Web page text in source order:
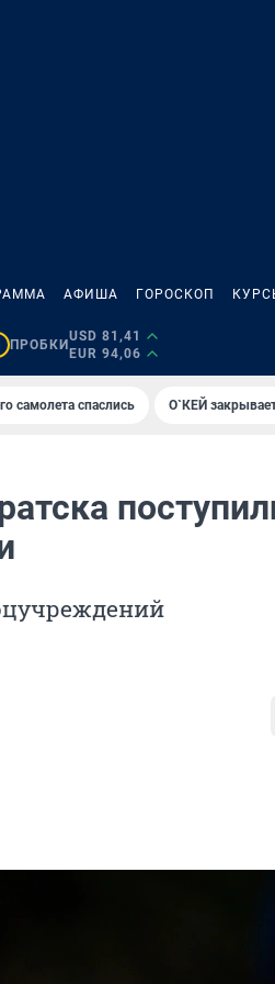
АФИША ГОРОСКОП
ПРОБКИ
USD 81,41
EUR 94,06
самолета спаслись О`КЕЙ